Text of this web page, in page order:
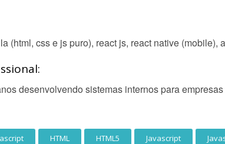
(html, css e js puro), react js, react native (mobile),
desenvolvendo sistemas internos para
HTML HTML5 Javascript